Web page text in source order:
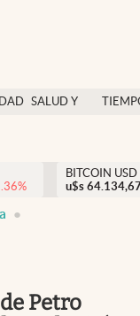
SALUD Y
México
%
BITCOIN USD
u$s
Petro